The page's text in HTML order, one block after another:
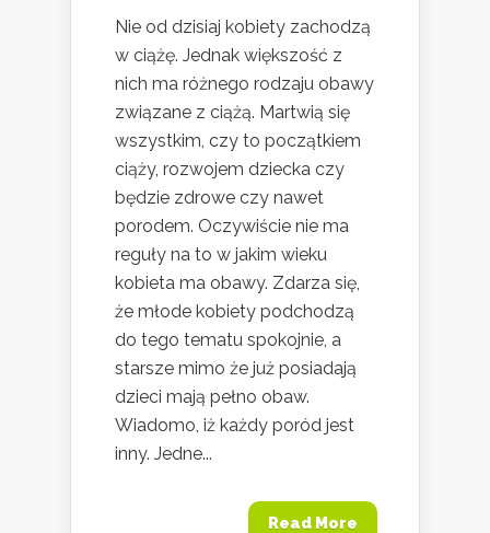
Nie od dzisiaj kobiety zachodzą
w ciążę. Jednak większość z
nich ma różnego rodzaju obawy
związane z ciążą. Martwią się
wszystkim, czy to początkiem
ciąży, rozwojem dziecka czy
będzie zdrowe czy nawet
porodem. Oczywiście nie ma
reguły na to w jakim wieku
kobieta ma obawy. Zdarza się,
że młode kobiety podchodzą
do tego tematu spokojnie, a
starsze mimo że już posiadają
dzieci mają pełno obaw.
Wiadomo, iż każdy poród jest
inny. Jedne...
Read More